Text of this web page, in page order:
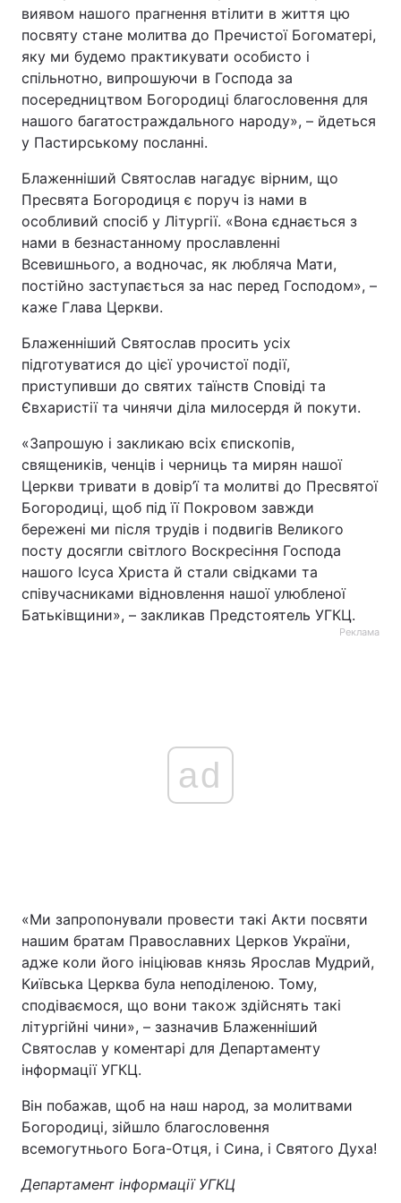
виявом нашого прагнення втілити в життя цю
посвяту стане молитва до Пречистої Богоматері,
яку ми будемо практикувати особисто і
спільнотно, випрошуючи в Господа за
посередництвом Богородиці благословення для
нашого багатостраждального народу», – йдеться
у Пастирському посланні.
Блаженніший Святослав нагадує вірним, що
Пресвята Богородиця є поруч із нами в
особливий спосіб у Літургії. «Вона єднається з
нами в безнастанному прославленні
Всевишнього, а водночас, як любляча Мати,
постійно заступається за нас перед Господом», –
каже Глава Церкви.
Блаженніший Святослав просить усіх
підготуватися до цієї урочистої події,
приступивши до святих таїнств Сповіді та
Євхаристії та чинячи діла милосердя й покути.
«Запрошую і закликаю всіх єпископів,
священиків, ченців і черниць та мирян нашої
Церкви тривати в довір’ї та молитві до Пресвятої
Богородиці, щоб під її Покровом завжди
бережені ми після трудів і подвигів Великого
посту досягли світлого Воскресіння Господа
нашого Ісуса Христа й стали свідками та
співучасниками відновлення нашої улюбленої
Батьківщини», – закликав Предстоятель УГКЦ.
Реклама
ad
«Ми запропонували провести такі Акти посвяти
нашим братам Православних Церков України,
адже коли його ініціював князь Ярослав Мудрий,
Київська Церква була неподіленою. Тому,
сподіваємося, що вони також здійснять такі
літургійні чини», – зазначив Блаженніший
Святослав у коментарі для Департаменту
інформації УГКЦ.
Він побажав, щоб на наш народ, за молитвами
Богородиці, зійшло благословення
всемогутнього Бога-Отця, і Сина, і Святого Духа!
Департамент інформації УГКЦ